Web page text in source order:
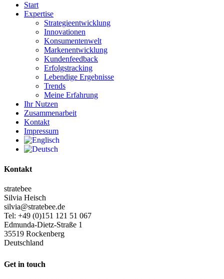
Start
Expertise
Strategieentwicklung
Innovationen
Konsumentenwelt
Markenentwicklung
Kundenfeedback
Erfolgstracking
Lebendige Ergebnisse
Trends
Meine Erfahrung
Ihr Nutzen
Zusammenarbeit
Kontakt
Impressum
Kontakt
stratebee
Silvia Heisch
silvia@stratebee.de
Tel: +49 (0)151 121 51 067
Edmunda-Dietz-Straße 1
35519 Rockenberg
Deutschland
Get in touch